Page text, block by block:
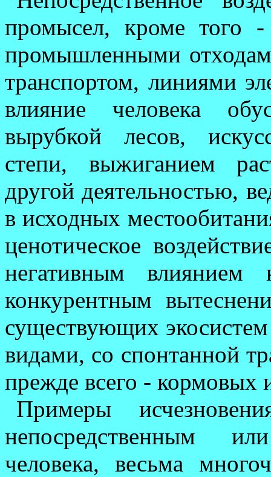
промысел, кроме того -
промышленными
транспортом, линиями
влияние чело­века
вырубкой лесов,
степи, выжиганием
другой деятельностью,
в исходных
цено­тическое
негативным влиянием
конку­рентным
существу­ющих
видами, со спонтанной
прежде всего - кор­мовых
Примеры
непосредственным
человека, весьма